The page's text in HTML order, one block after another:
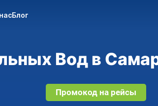
Блог
Вод в
Промокод на рейсы